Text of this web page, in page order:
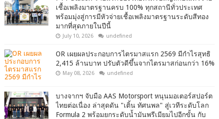
เชื้อเพลิงมาตรฐานครบ 100% ทุกสถานีทั่วประเทศ
พร้อมมุ่งสู่การมีหัวจ่ายเชื้อเพลิงมาตรฐานระดับสีทอง
มากที่สุดภายในปีนี้
July 10, 2026 undefined
OR เผยผลประกอบการไตรมาสแรก 2569 มีกำไรสุทธิ
2,415 ล้านบาท ปรับตัวดีขึ้นจากไตรมาสก่อนกว่า 16%
May 08, 2026 undefined
บางจากฯ จับมือ AAS Motorsport หนุนมอเตอร์สปอร์ต
ไทยต่อเนื่อง ล่าสุดดัน "เติ้น ทัศนพล" สู่เวทีระดับโลก
Formula 2 พร้อมยกระดับน้ำมันพรีเมียมไปอีกขั้น กับ